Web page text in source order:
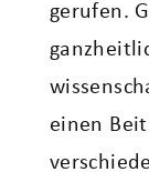
gerufen.
einen